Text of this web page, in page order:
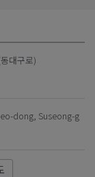
대구로)
dong, Suseong-g